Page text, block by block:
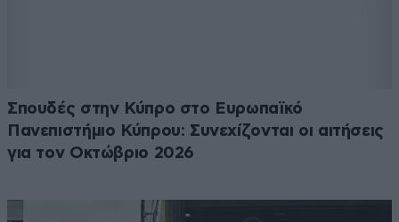
Σπουδές στην Κύπρο στο Ευρωπαϊκό
Πανεπιστήμιο Κύπρου: Συνεχίζονται οι αιτήσεις
για τον Οκτώβριο 2026